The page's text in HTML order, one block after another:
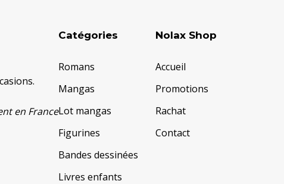
en France
Catégories
Romans
Mangas
Lot mangas
Figurines
Bandes dessinées
Livres enfants
Nolax Shop
Accueil
Promotions
Rachat
Contact